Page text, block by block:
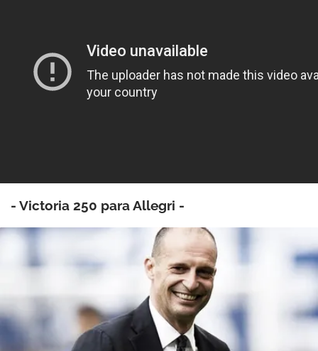
- Victoria 250 para Allegri -